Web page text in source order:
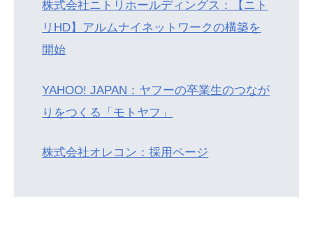
株式会社ニトリホールディングス：【ニト
リHD】アルムナイネットワークの構築を
開始
YAHOO! JAPAN：ヤフーの卒業生のつなが
りをつくる「モトヤフ」
株式会社オレコン：採用ページ